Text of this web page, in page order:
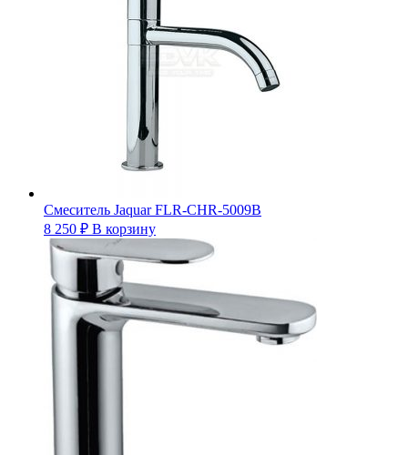
Смеситель Jaquar FLR-CHR-5009B
8 250 ₽ В корзину